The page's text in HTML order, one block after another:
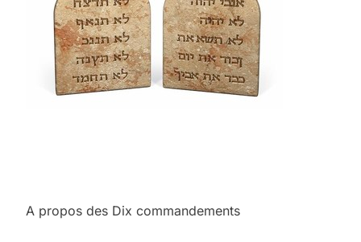
A propos des Dix commandements